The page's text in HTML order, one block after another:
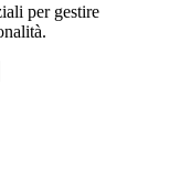
per gestire